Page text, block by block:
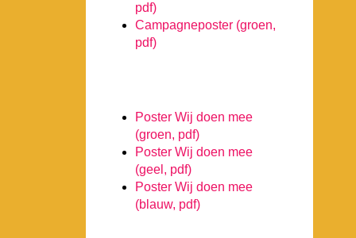
pdf)
Campagneposter (groen,
pdf)
Poster Wij doen mee
(groen, pdf)
Poster Wij doen mee
(geel, pdf)
Poster Wij doen mee
(blauw, pdf)